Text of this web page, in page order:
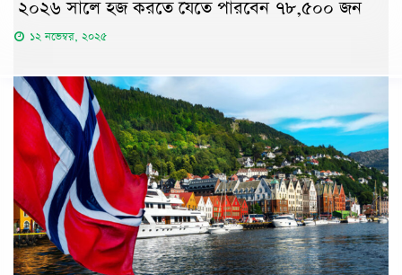
২০২৬ সালে হজ করতে যেতে পারবেন ৭৮,৫০০ জন
১২ নভেম্বর, ২০২৫